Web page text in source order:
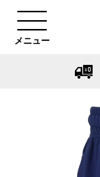
メニュー